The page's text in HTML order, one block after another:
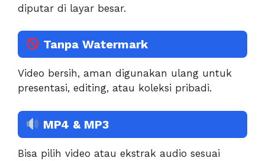
diputar di layar besar.
Tanpa Watermark
Video bersih, aman digunakan ulang untuk
presentasi, editing, atau koleksi pribadi.
MP4 & MP3
Bisa pilih video atau ekstrak audio sesuai